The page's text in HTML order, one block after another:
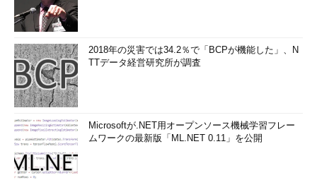
2018年の災害では34.2％で「BCPが機能した」、N
TTデータ経営研究所が調査
Microsoftが.NET用オープンソース機械学習フレー
ムワークの最新版「ML.NET 0.11」を公開